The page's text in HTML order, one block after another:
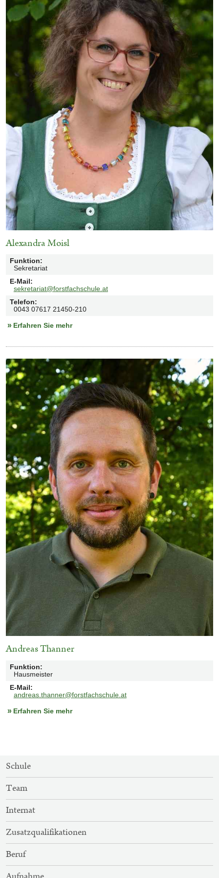
Alexandra Moisl
Funktion:
Sekretariat
E-Mail:
sekretariat@forstfachschule.at
Telefon:
0043 07617 21450-210
Erfahren Sie mehr
Andreas Thanner
Funktion:
Hausmeister
E-Mail:
andreas.thanner@forstfachschule.at
Erfahren Sie mehr
SITEMAP-
NAVIGATION
Schule
Team
Internat
Zusatzqualifikationen
Beruf